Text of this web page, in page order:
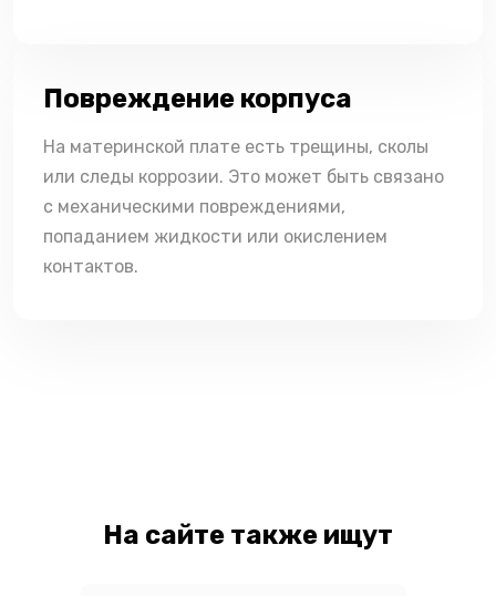
Повреждение корпуса
На материнской плате есть трещины, сколы
или следы коррозии. Это может быть связано
с механическими повреждениями,
попаданием жидкости или окислением
контактов.
На сайте также ищут